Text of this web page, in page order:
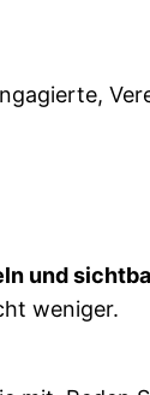
und
weniger.